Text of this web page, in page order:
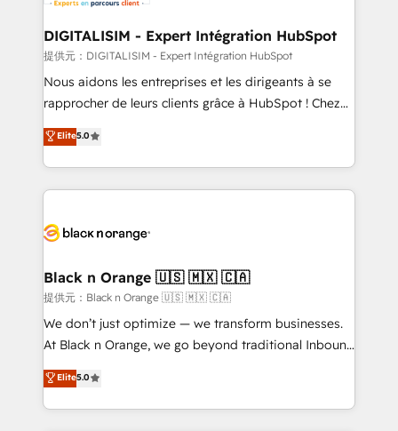
get more from your investment in HubSpot.
drive your business forward. Since 2015 we are fully
dedicated to HubSpot and with an experienced
team (50+), we work with reputable companies in
B2B sectors such as manufacturing, SaaS and
business services. We prepare a customized
impact of your digital transformation, including a
detailed financial rationale with a focus on ROI and
embark on a transformational journey that sets your
business up for long-term success. Unlock your
business. If not now, when?
DIGITALISIM - Expert Intégration HubSpot
提供元：DIGITALISIM - Expert Intégration HubSpot
Nous aidons les entreprises et les dirigeants à se
rapprocher de leurs clients grâce à HubSpot ! Chez
DIGITALISIM, nous avons l'intime conviction que la
réussite des entreprises passe par l’innovation web,
le marketing digital, et la relation client ! C'est
pourquoi, nos experts sont à la fois capables de
référencement, votre stratégie digitale et le pilotage
projet HubSpot avec DIGITALISIM : 🧽 Nettoyage,
migration et intégration des bases de données. 🚀
Développement des interfaces avec vos logiciels
métiers ⚙️ Configuration de la plateforme HubSpot
Book Process & Guidelines utilisateurs 🎓
Formations des utilisateurs
Elite5.0
Black n Orange 🇺🇸 🇲🇽 🇨🇦
提供元：Black n Orange 🇺🇸 🇲🇽 🇨🇦
We don’t just optimize — we transform businesses.
At Black n Orange, we go beyond traditional Inbound
Marketing with our exclusive methodologies:
BOOMS and BOOST. Together, they form a powerful
combination that has driven success for over 800
Elite5.0